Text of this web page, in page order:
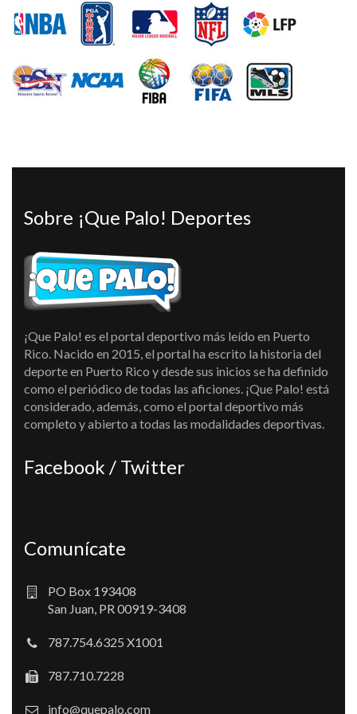
Sobre ¡Que Palo! Deportes
¡Que Palo! es el portal deportivo más leído en Puerto
Rico. Nacido en 2015, el portal ha escrito la historia del
deporte en Puerto Rico y desde sus inicios se ha definido
como el periódico de todas las aficiones. ¡Que Palo! está
considerado, además, como el portal deportivo más
completo y abierto a todas las modalidades deportivas.
Facebook / Twitter
Comunícate
PO Box 193408
San Juan, PR 00919-3408
787.754.6325 X1001
787.710.7228
info@quepalo.com